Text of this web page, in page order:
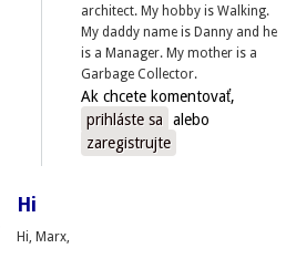
architect. My hobby is Walking.
My daddy name is Danny and he
is a Manager. My mother is a
Garbage Collector.
Ak chcete komentovať,
prihláste sa
alebo
zaregistrujte
Hi
Hi, Marx,